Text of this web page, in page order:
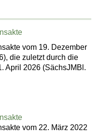
vom 19. Dezember
die zuletzt durch die
April 2026 (SächsJMBl.
vom 22. März 2022